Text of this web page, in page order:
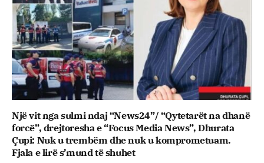
Një vit nga sulmi ndaj “News24”/ “Qytetarët na dhanë
forcë”, drejtoresha e “Focus Media News”, Dhurata
Çupi: Nuk u trembëm dhe nuk u komprometuam.
Fjala e lirë s’mund të shuhet